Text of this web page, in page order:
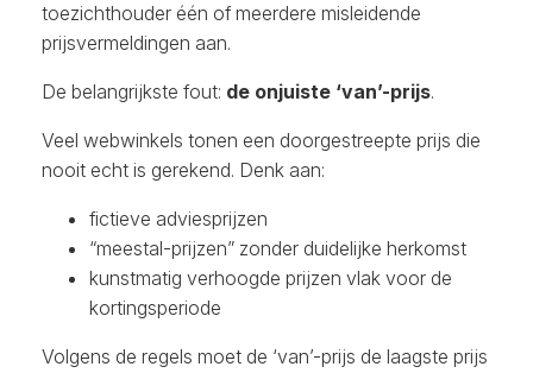
toezichthouder één of meerdere misleidende
prijsvermeldingen aan.
De belangrijkste fout: de onjuiste ‘van’-prijs.
Veel webwinkels tonen een doorgestreepte prijs die
nooit echt is gerekend. Denk aan:
fictieve adviesprijzen
“meestal-prijzen” zonder duidelijke herkomst
kunstmatig verhoogde prijzen vlak voor de
kortingsperiode
Volgens de regels moet de ‘van’-prijs de laagste prijs